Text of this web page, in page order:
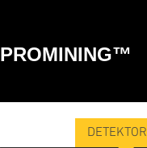
PROMINING™
DETEKTOR